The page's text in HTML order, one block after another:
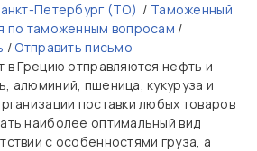
Петербург (ТО) / Таможенный
по таможенным вопросам /
/ Отправить письмо
в Грецию отправляются нефть и
алюминий, пшеница, кукуруза и
поставки любых товаров
наиболее оптимальный вид
с особенностями груза, а